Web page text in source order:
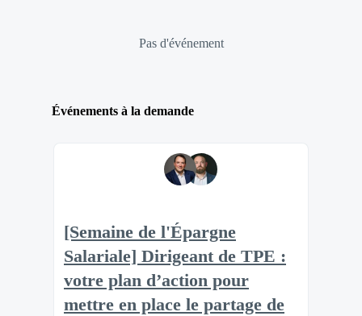
Pas d'événement
Événements à la demande
[Semaine de l'Épargne
Salariale] Dirigeant de TPE :
votre plan d’action pour
mettre en place le partage de